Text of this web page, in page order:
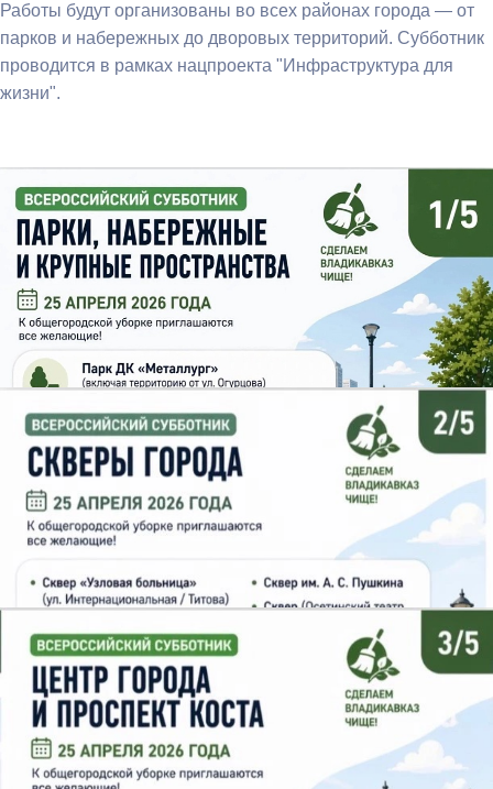
Работы будут организованы во всех районах города — от
парков и набережных до дворовых территорий. Субботник
проводится в рамках нацпроекта "Инфраструктура для
жизни".